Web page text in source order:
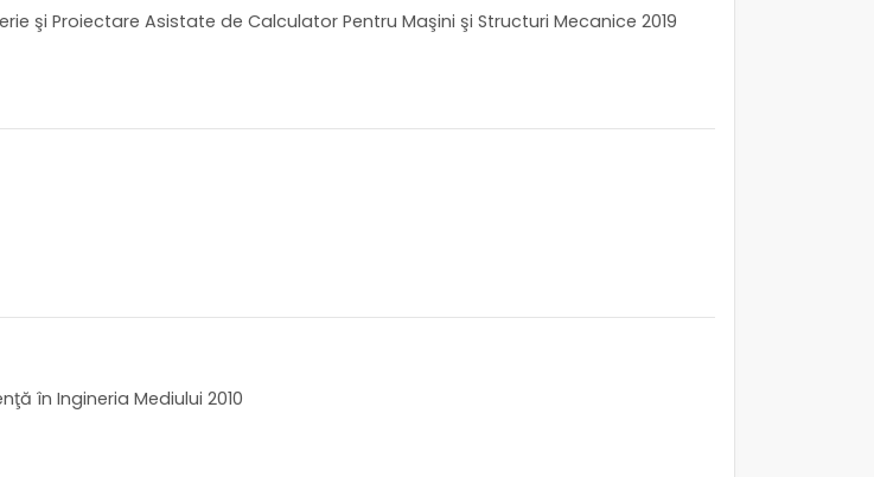
şi Proiectare Asistate de Calculator Pentru Maşini şi Structuri Mecanice 2019
în Ingineria Mediului 2010